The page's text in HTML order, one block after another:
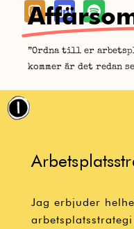
”Ordna till er
kommer är det redan
Jag erbjuder